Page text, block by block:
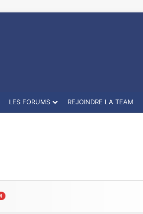
LES FORUMS REJOINDRE LA TEAM